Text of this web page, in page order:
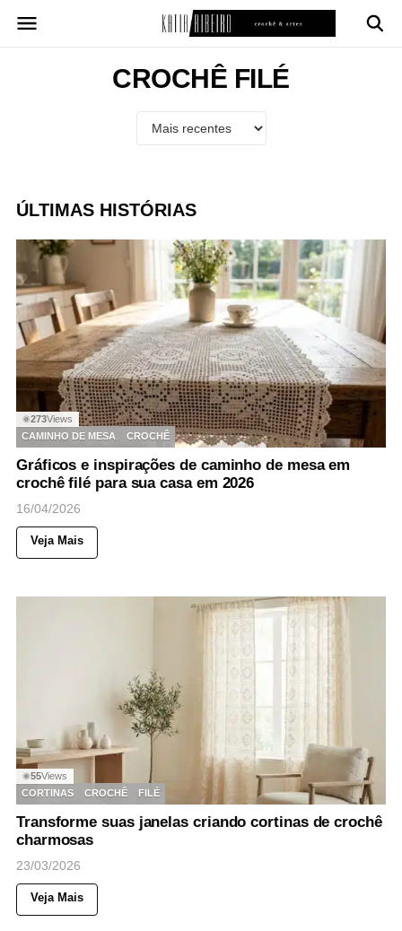
para
CROCHÊ FILÉ
ÚLTIMAS HISTÓRIAS
◉273Views
CAMINHO DE MESA
CROCHÊ
Gráficos e inspirações de caminho de mesa em
crochê filé para sua casa em 2026
16/04/2026
Veja Mais
◉55Views
CORTINAS
CROCHÊ FILÉ
Transforme suas janelas criando cortinas de crochê
charmosas
23/03/2026
Veja Mais